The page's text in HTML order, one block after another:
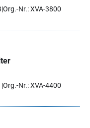
Org.-Nr.: XVA-3800
Org.-Nr.: XVA-4400